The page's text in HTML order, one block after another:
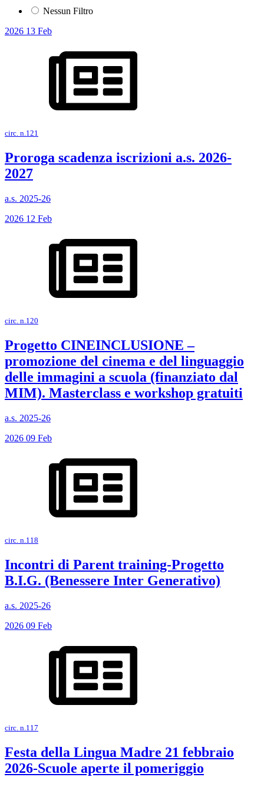
Nessun Filtro
2026 13 Feb
circ. n.121
Proroga scadenza iscrizioni a.s. 2026-
2027
a.s. 2025-26
2026 12 Feb
circ. n.120
Progetto CINEINCLUSIONE –
promozione del cinema e del linguaggio
delle immagini a scuola (finanziato dal
MIM). Masterclass e workshop gratuiti
a.s. 2025-26
2026 09 Feb
circ. n.118
Incontri di Parent training-Progetto
B.I.G. (Benessere Inter Generativo)
a.s. 2025-26
2026 09 Feb
circ. n.117
Festa della Lingua Madre 21 febbraio
2026-Scuole aperte il pomeriggio